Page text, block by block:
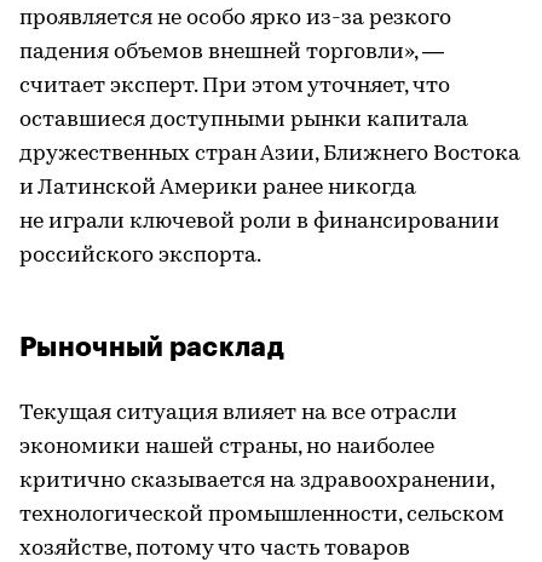
проявляется не особо ярко из-за резкого
падения объемов внешней торговли», —
считает эксперт. При этом уточняет, что
оставшиеся доступными рынки капитала
дружественных стран Азии, Ближнего Востока
и Латинской Америки ранее никогда
не играли ключевой роли в финансировании
российского экспорта.
Рыночный расклад
Текущая ситуация влияет на все отрасли
экономики нашей страны, но наиболее
критично сказывается на здравоохранении,
технологической промышленности, сельском
хозяйстве, потому что часть товаров